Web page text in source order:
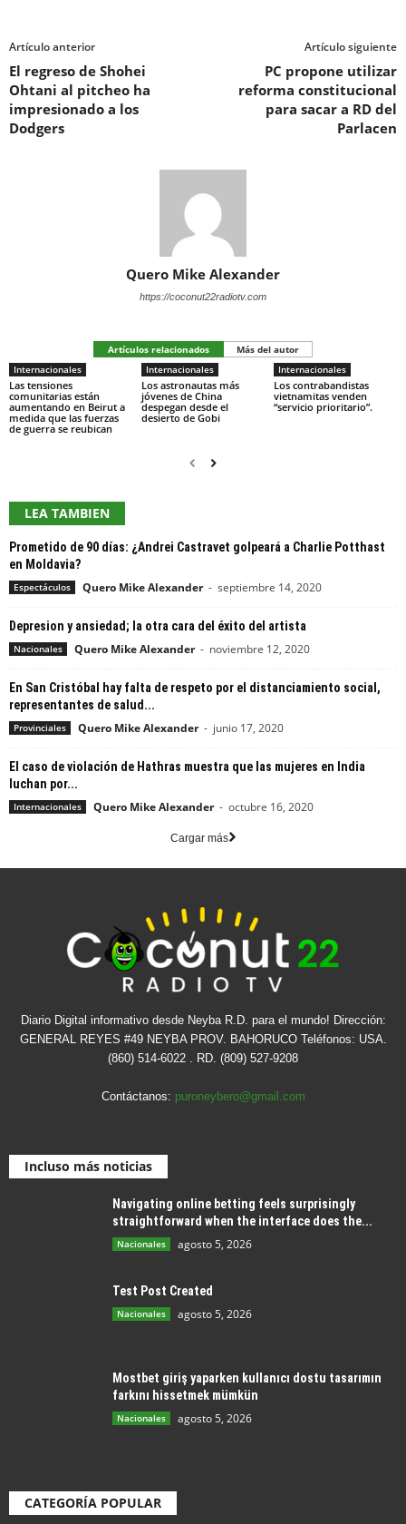
Artículo anterior
El regreso de Shohei
Ohtani al pitcheo ha
impresionado a los
Dodgers
Artículo siguiente
PC propone utilizar
reforma constitucional
para sacar a RD del
Parlacen
Quero Mike Alexander
https://coconut22radiotv.com
Artículos relacionados
Más del autor
Internacionales
Las tensiones
comunitarias están
aumentando en Beirut a
medida que las fuerzas
de guerra se reubican
Internacionales
Los astronautas más
jóvenes de China
despegan desde el
desierto de Gobi
Internacionales
Los contrabandistas
vietnamitas venden
“servicio prioritario”.
LEA TAMBIEN
Prometido de 90 días: ¿Andrei Castravet golpeará a Charlie Potthast
en Moldavia?
Espectáculos Quero Mike Alexander - septiembre 14, 2020
Depresion y ansiedad; la otra cara del éxito del artista
Nacionales Quero Mike Alexander - noviembre 12, 2020
En San Cristóbal hay falta de respeto por el distanciamiento social,
representantes de salud...
Provinciales Quero Mike Alexander - junio 17, 2020
El caso de violación de Hathras muestra que las mujeres en India
luchan por...
Internacionales Quero Mike Alexander - octubre 16, 2020
Cargar más
Diario Digital informativo desde Neyba R.D. para el mundo! Dirección:
GENERAL REYES #49 NEYBA PROV. BAHORUCO Teléfonos: USA.
(860) 514-6022 . RD. (809) 527-9208
Contáctanos: puroneybero@gmail.com
Incluso más noticias
Navigating online betting feels surprisingly
straightforward when the interface does the...
Nacionales agosto 5, 2026
Test Post Created
Nacionales agosto 5, 2026
Mostbet giriş yaparken kullanıcı dostu tasarımın
farkını hissetmek mümkün
Nacionales agosto 5, 2026
CATEGORÍA POPULAR